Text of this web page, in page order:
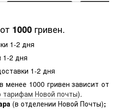
1000 гривен.
1-2 дня
1-2 дня
1-2 дня
менее 1000 гривен зависит от
тарифам Новой почты).
(в отделении Новой Почты);